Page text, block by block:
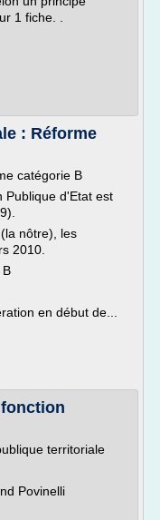
1 fiche. .
: Réforme
catégorie B
Publique d'Etat est
nôtre), les
2010.
B
en début de...
territoriale
Povinelli